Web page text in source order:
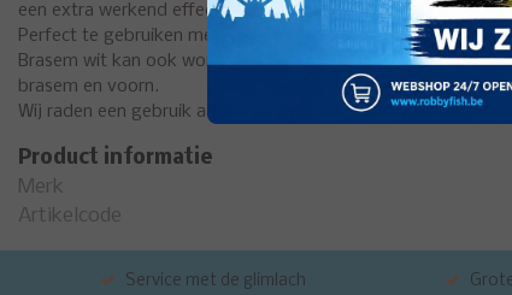
een extra werkend effect.
Perfect te gebruiken met alleen leem voor de pure brasem
Brasem wit kan ook worden gebruikt om het haak-aas
brasem en voorn.
Wij raden een gebruik aan van 250gr op 4kg lokaas.
Product informatie
Merk
Artikelcode
Service met de glimlach